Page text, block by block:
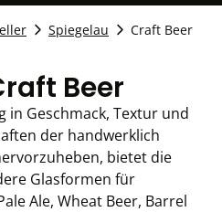
Spiegelau Craft Beer
Beer
in Geschmack, Textur und
der handwerklich
bietet die
Glasformen für
Ale, Wheat Beer, Barrel